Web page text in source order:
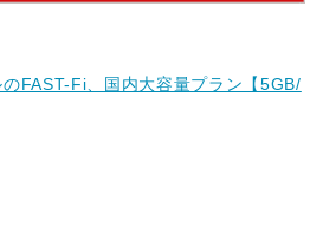
FAST-Fi、国内大容量プラン【5GB/